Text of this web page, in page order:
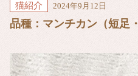
猫紹介 2024年9月12日
品種：マンチカン（短足